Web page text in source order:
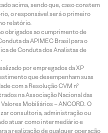
acima, sendo que, caso constem
o responsável será o primeiro
relatório.
obrigados ao cumprimento de
da APIMEC Brasil para o
de Conduta dos Analistas de
por empregados da XP
que desempenham suas
com a Resolução CVM nº
na Associação Nacional das
Mobiliários – ANCORD. O
consultoria, administração ou
atuar como intermediário e
a realização de qualquer operação